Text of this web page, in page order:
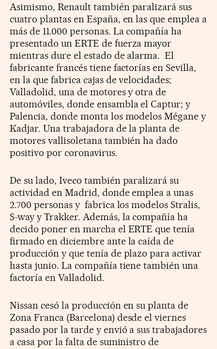
Asimismo, Renault también paralizará sus
cuatro plantas en España, en las que emplea a
más de 11.000 personas. La compañía ha
presentado un ERTE de fuerza mayor
mientras dure el estado de alarma. El
fabricante francés tiene factorías en Sevilla,
en la que fabrica cajas de velocidades;
Valladolid, una de motores y otra de
automóviles, donde ensambla el Captur; y
Palencia, donde monta los modelos Mégane y
Kadjar. Una trabajadora de la planta de
motores vallisoletana también ha dado
positivo por coronavirus.
De su lado, Iveco también paralizará su
actividad en Madrid, donde emplea a unas
2.700 personas y fabrica los modelos Stralis,
S-way y Trakker. Además, la compañía ha
decido poner en marcha el ERTE que tenía
firmado en diciembre ante la caída de
producción y que tenía de plazo para activar
hasta junio. La compañía tiene también una
factoría en Valladolid.
Nissan cesó la producción en su planta de
Zona Franca (Barcelona) desde el viernes
pasado por la tarde y envió a sus trabajadores
a casa por la falta de suministro de